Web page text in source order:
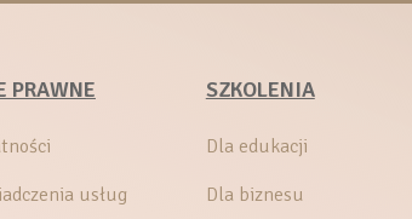
PRAWNE
usług
SZKOLENIA
Dla edukacji
Dla biznesu